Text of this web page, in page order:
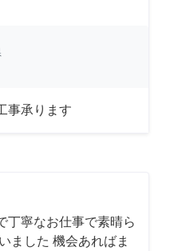
事承ります
丁寧なお仕事で素晴ら
ました 機会あればま